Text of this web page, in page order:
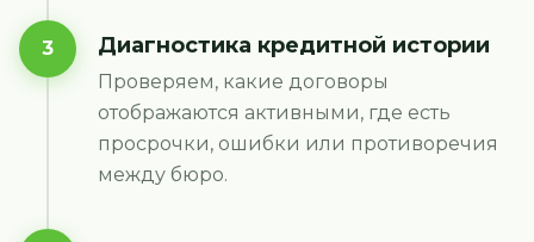
3 Диагностика кредитной истории
Проверяем, какие договоры
отображаются активными, где есть
просрочки, ошибки или противоречия
между бюро.